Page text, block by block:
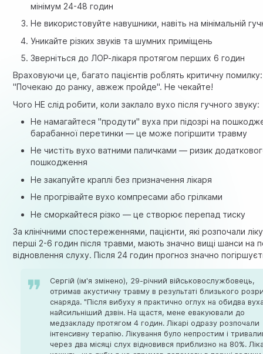
мінімум 24-48 годин
Не використовуйте навушники, навіть на мінімальній
Уникайте різких звуків та шумних приміщень
Зверніться до ЛОР-лікаря протягом перших 6 годин
Враховуючи це, багато пацієнтів роблять критичну помилку:
"Почекаю до ранку, авжеж пройде". Не чекайте!
Чого НЕ слід робити, коли заклало вухо після гучного звуку:
Не намагайтеся "продути" вуха при підозрі на
барабанної перетинки — це може погіршити травму
Не чистіть вухо ватними паличками — ризик
пошкодження
Не закапуйте краплі без призначення лікаря
Не прогрівайте вухо компресами або грілками
Не сморкайтеся різко — це створює перепад тиску
За клінічними спостереженнями, пацієнти, які розпочали
перші 2-6 годин після травми, мають значно вищі шанси на
відновлення слуху. Після 24 годин прогноз значно
Сергій (ім'я змінено), 29-річний військовослужбовець,
отримав акустичну травму в результаті близького
снаряда. "Після вибуху я практично оглух на обидва
найсильніший дзвін. На щастя, мене евакуювали до
медзакладу протягом 4 годин. Лікарі одразу розпочали
інтенсивну терапію. Лікування було непростим і
через два місяці слух відновився приблизно на 80%.